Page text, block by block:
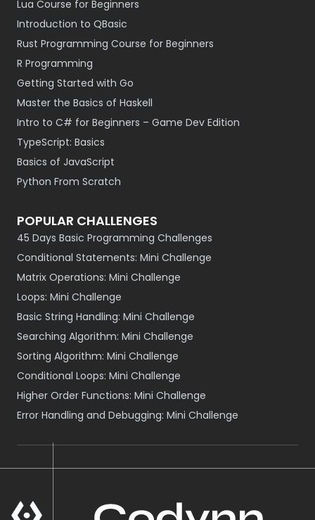
Lua Course for Beginners
Introduction to QBasic
Rust Programming Course for Beginners
R Programming
Getting Started with Go
Master the Basics of Haskell
Intro to C# for Beginners – Game Dev Edition
TypeScript: Basics
Basics of JavaScript
Python From Scratch
POPULAR CHALLENGES
45 Days Basic Programming Challenges
Conditional Statements: Mini Challenge
Matrix Operations: Mini Challenge
Loops: Mini Challenge
Basic String Handling: Mini Challenge
Searching Algorithm: Mini Challenge
Sorting Algorithm: Mini Challenge
Conditional Loops: Mini Challenge
Higher Order Functions: Mini Challenge
Error Handling and Debugging: Mini Challenge